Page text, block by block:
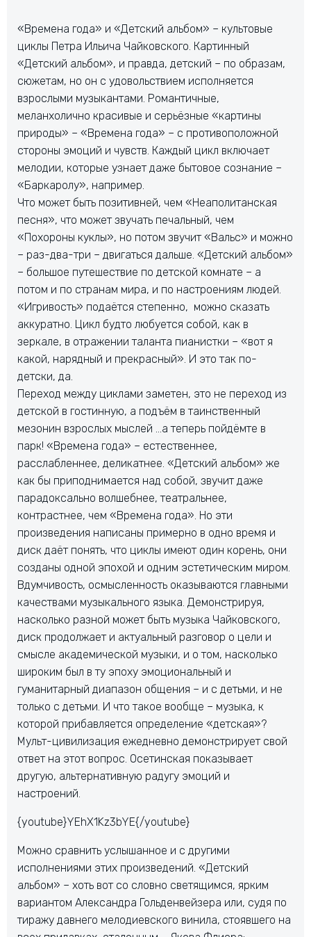
«Времена года» и «Детский альбом» – культовые
циклы Петра Ильича Чайковского. Картинный
«Детский альбом», и правда, детский – по образам,
сюжетам, но он с удовольствием исполняется
взрослыми музыкантами. Романтичные,
меланхолично красивые и серьёзные «картины
природы» – «Времена года» – с противоположной
стороны эмоций и чувств. Каждый цикл включает
мелодии, которые узнает даже бытовое сознание –
«Баркаролу», например.
Что может быть позитивней, чем «Неаполитанская
песня», что может звучать печальный, чем
«Похороны куклы», но потом звучит «Вальс» и можно
– раз-два-три – двигаться дальше. «Детский альбом»
– большое путешествие по детской комнате – а
потом и по странам мира, и по настроениям людей.
«Игривость» подаётся степенно, можно сказать
аккуратно. Цикл будто любуется собой, как в
зеркале, в отражении таланта пианистки – «вот я
какой, нарядный и прекрасный». И это так по-
детски, да.
Переход между циклами заметен, это не переход из
детской в гостинную, а подъём в таинственный
мезонин взрослых мыслей …а теперь пойдёмте в
парк! «Времена года» – естественнее,
расслабленнее, деликатнее. «Детский альбом» же
как бы приподнимается над собой, звучит даже
парадоксально волшебнее, театральнее,
контрастнее, чем «Времена года». Но эти
произведения написаны примерно в одно время и
диск даёт понять, что циклы имеют один корень, они
созданы одной эпохой и одним эстетическим миром.
Вдумчивость, осмысленность оказываются главными
качествами музыкального языка. Демонстрируя,
насколько разной может быть музыка Чайковского,
диск продолжает и актуальный разговор о цели и
смысле академической музыки, и о том, насколько
широким был в ту эпоху эмоциональный и
гуманитарный диапазон общения – и с детьми, и не
только с детьми. И что такое вообще – музыка, к
которой прибавляется определение «детская»?
Мульт-цивилизация ежедневно демонстрирует свой
ответ на этот вопрос. Осетинская показывает
другую, альтернативную радугу эмоций и
настроений.
{youtube}YEhX1Kz3bYE{/youtube}
Можно сравнить услышанное и с другими
исполнениями этих произведений. «Детский
альбом» – хоть вот со словно светящимся, ярким
вариантом Александра Гольденвейзера или, судя по
тиражу давнего мелодиевского винила, стоявшего на